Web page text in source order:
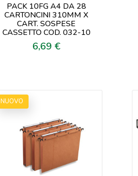
PACK 10FG A4 DA 28
CARTONCINI 310MM X
CART. SOSPESE
CASSETTO COD. 032-10
Prezzo
6,69 €
NUOVO